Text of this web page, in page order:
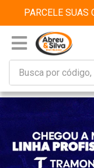
PARCELE SUAS